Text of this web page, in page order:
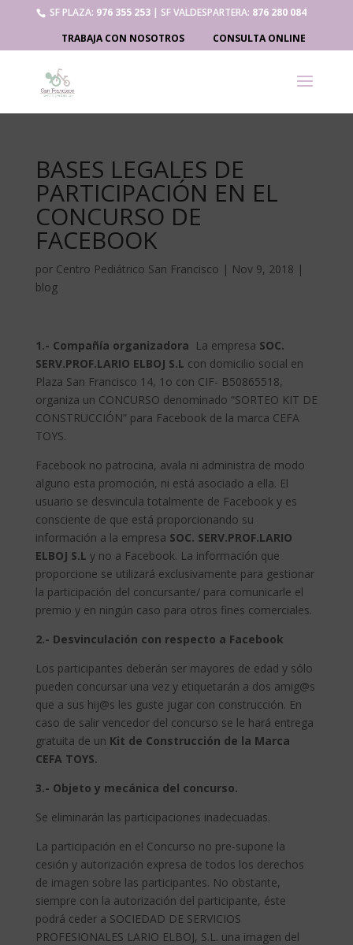
SF PLAZA: 976 355 253| SF VALDESPARTERA: 876 280 084
TRABAJA CON NOSOTROS
CONSULTA ONLINE
BASES LEGALES DE
PARTICIPACIÓN EN EL
CONCURSO DE
FACEBOOK
por Centro Pediátrico San Francisco | Nov 9, 2018 |
blog
1.- Compañía organizadora La empresa SOC.
SERV.PROF.LARIO ELBOJ S.L con domicilio social en
Plaza San Francisco 14, 1o con CIF- B50865518,
organiza un CONCURSO denominado “SORTEO KIT DE
CONSTRUCCIÓN” para Facebook de la marca CEFA
TOYS.
Facebook no patrocina, avala ni administra de modo
alguno esta promoción, ni está asociado a ella. El
usuario se desvincula totalmente de Facebook y es
consciente de que está proporcionando su
información a la empresa SOC. SERV.PROF.LARIO
ELBOJ S.L y no a Facebook. La información que
proporcione se utilizará exclusivamente para gestionar
la participación del concursante/ para comunicarle el
premio y en ningún caso para otros fines comerciales.
2.- Desvinculación con respecto a Facebook
Los participantes deberán ser mayores de edad y sólo
pueden concursar una vez y etiquetarán a dos amig@s
que a sus hij@s les guste jugar con construcción. En
caso de salir vencedor del concurso se le hará entrega
gratuita de un Kit de Construcción de la Marca
CEFA TOYS.
3.- Objeto y mecánica del concurso.
Se eliminarán las participaciones inadecuadas.
La participación en el Concurso no pre-supone la
cesión y autorización expresa de todos los derechos
de imagen sobre las participantes. No obstante,
siempre con la autorización del participante, éste
podrá ceder a SOCIEDAD DE SERVICIOS
PROFESIONALES LARIO ELBOJ, S.L. una imagen del